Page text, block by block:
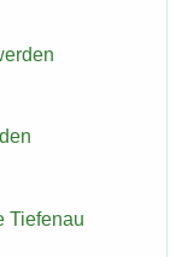
Tie­fen­au